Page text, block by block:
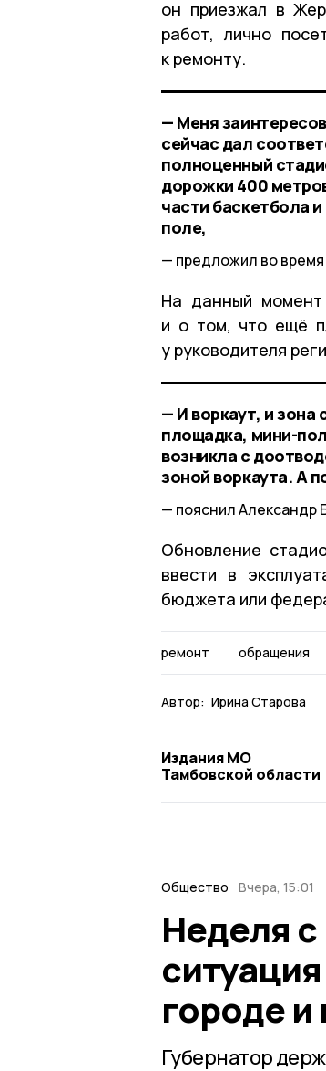
он приезжал в
работ, лично
к ремонту.
— Меня
сейчас дал
полноценный
дорожки 400
части баскетбола
поле,
предложил во
На данный момент
и о том, что ещё
у руководителя
— И воркаут, и
площадка, мини-
возникла с
зоной воркаута. А
пояснил Александр
Обновление
ввести в
бюджета или
ремонт обращения
Автор: Ирина Старова
Издания МО
Тамбовской области
Общество Вчера, 15:01
Неделя
городе
Губернатор